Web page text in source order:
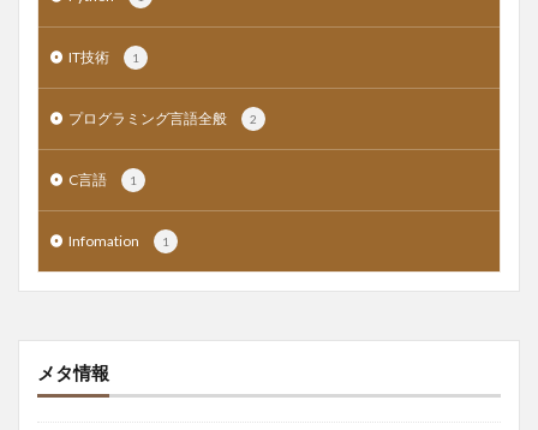
IT技術 1
プログラミング言語全般 2
C言語 1
Infomation 1
メタ情報